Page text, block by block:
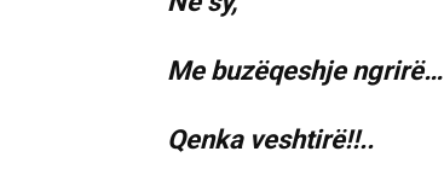
Me buzëqeshje ngrirë…
Qenka veshtirë!!..